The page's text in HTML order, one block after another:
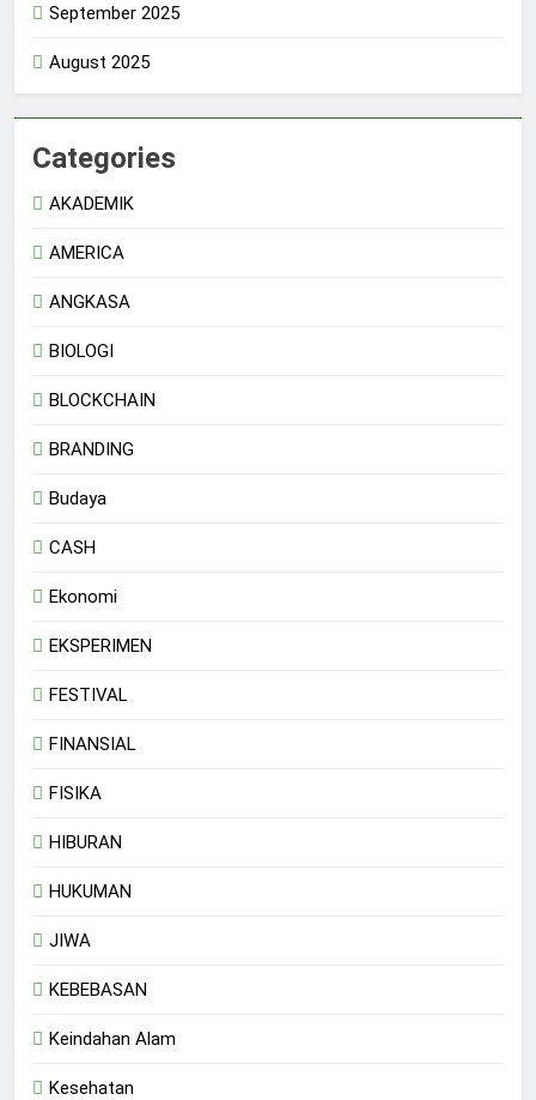
September 2025
August 2025
Categories
AKADEMIK
AMERICA
ANGKASA
BIOLOGI
BLOCKCHAIN
BRANDING
Budaya
CASH
Ekonomi
EKSPERIMEN
FESTIVAL
FINANSIAL
FISIKA
HIBURAN
HUKUMAN
JIWA
KEBEBASAN
Keindahan Alam
Kesehatan